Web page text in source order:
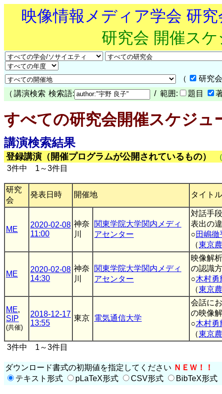
映像情報メディア学会 研
研究会 開催ス
（
研究
（ 講演検索 検索語: / 範囲: 題目
すべての研究会開催スケジュ
講演検索結果
登録講演（開催プログラムが公開されているもの）
3件中 1～3件目
研究
会
発表日時 開催地 タイト
ME
2020-02-08
11:00
神奈
川
関東学院大学関内メディ
アセンター
対話手
表出の
○田嶋徹
（東京
ME
2020-02-08
14:30
神奈
川
関東学院大学関内メディ
アセンター
映像解
の認識
○木村勇
（東京
ME,
SIP
(共催)
2018-12-17
13:55
東京 電気通信大学
会話に
の映像
○木村勇
（東京
3件中 1～3件目
ダウンロード書式の初期値を指定してください ＮＥＷ！！
テキスト形式
pLaTeX形式 CSV形式 BibTeX形式